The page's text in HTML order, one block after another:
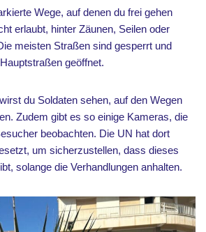
Wege, auf denen du frei gehen
erlaubt, hinter Zäunen, Seilen oder
meisten Straßen sind gesperrt und
geöffnet.
du Soldaten sehen, auf den Wegen
Zudem gibt es so einige Kameras, die
beobachten. Die UN hat dort
um sicherzustellen, dass dieses
solange die Verhandlungen anhalten.